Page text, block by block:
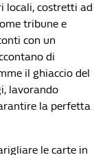
locali, costretti ad
tribune e
con un
di
il ghiaccio del
lavorando
la perfetta
le carte in